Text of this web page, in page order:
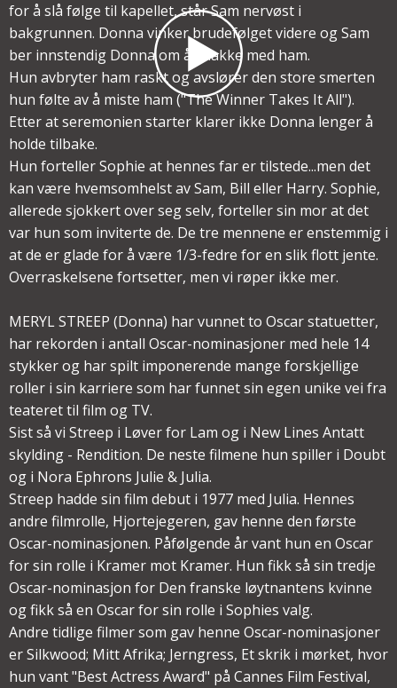
for å slå følge til kapellet, står Sam nervøst i
bakgrunnen. Donna vinker brudefølget videre og Sam
ber innstendig Donna om å snakke med ham.
Hun avbryter ham raskt og avslører den store smerten
hun følte av å miste ham ("The Winner Takes It All").
Etter at seremonien starter klarer ikke Donna lenger å
holde tilbake.
Hun forteller Sophie at hennes far er tilstede...men det
kan være hvemsomhelst av Sam, Bill eller Harry. Sophie,
allerede sjokkert over seg selv, forteller sin mor at det
var hun som inviterte de. De tre mennene er enstemmig i
at de er glade for å være 1/3-fedre for en slik flott jente.
Overraskelsene fortsetter, men vi røper ikke mer.
MERYL STREEP (Donna) har vunnet to Oscar statuetter,
har rekorden i antall Oscar-nominasjoner med hele 14
stykker og har spilt imponerende mange forskjellige
roller i sin karriere som har funnet sin egen unike vei fra
teateret til film og TV.
Sist så vi Streep i Løver for Lam og i New Lines Antatt
skylding - Rendition. De neste filmene hun spiller i Doubt
og i Nora Ephrons Julie & Julia.
Streep hadde sin film debut i 1977 med Julia. Hennes
andre filmrolle, Hjortejegeren, gav henne den første
Oscar-nominasjonen. Påfølgende år vant hun en Oscar
for sin rolle i Kramer mot Kramer. Hun fikk så sin tredje
Oscar-nominasjon for Den franske løytnantens kvinne
og fikk så en Oscar for sin rolle i Sophies valg.
Andre tidlige filmer som gav henne Oscar-nominasjoner
er Silkwood; Mitt Afrika; Jerngress, Et skrik i mørket, hvor
hun vant "Best Actress Award" på Cannes Film Festival,